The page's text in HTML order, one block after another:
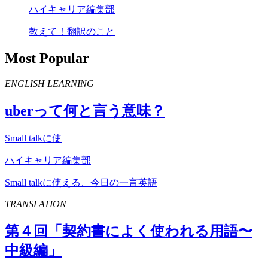
ハイキャリア編集部
教えて！翻訳のこと
Most Popular
ENGLISH LEARNING
uberって何と言う意味？
Small talkに使
ハイキャリア編集部
Small talkに使える、今日の一言英語
TRANSLATION
第４回「契約書によく使われる用語〜
中級編」